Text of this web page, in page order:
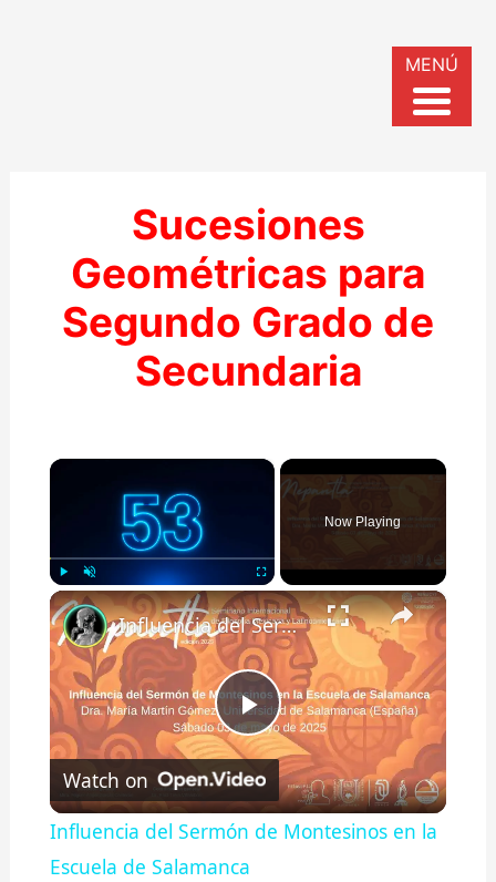
Sucesiones
Geométricas para
Segundo Grado de
Secundaria
×
Play Unmute Fullscreen
Now Playing
×
Play
Video
Influencia del Sermón de Montesinos en la Escuela de Salamanca
Watch on
Influencia del Sermón de Montesinos en la
Escuela de Salamanca
MENÚ